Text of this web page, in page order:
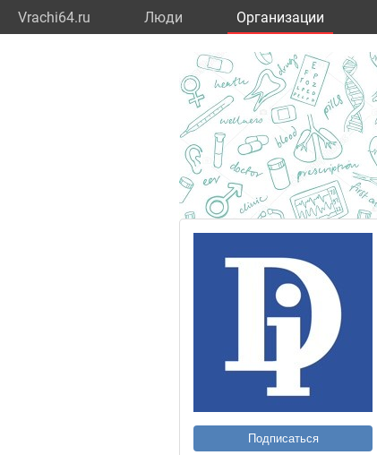
Vrachi64.ru Люди Организации
Подписаться